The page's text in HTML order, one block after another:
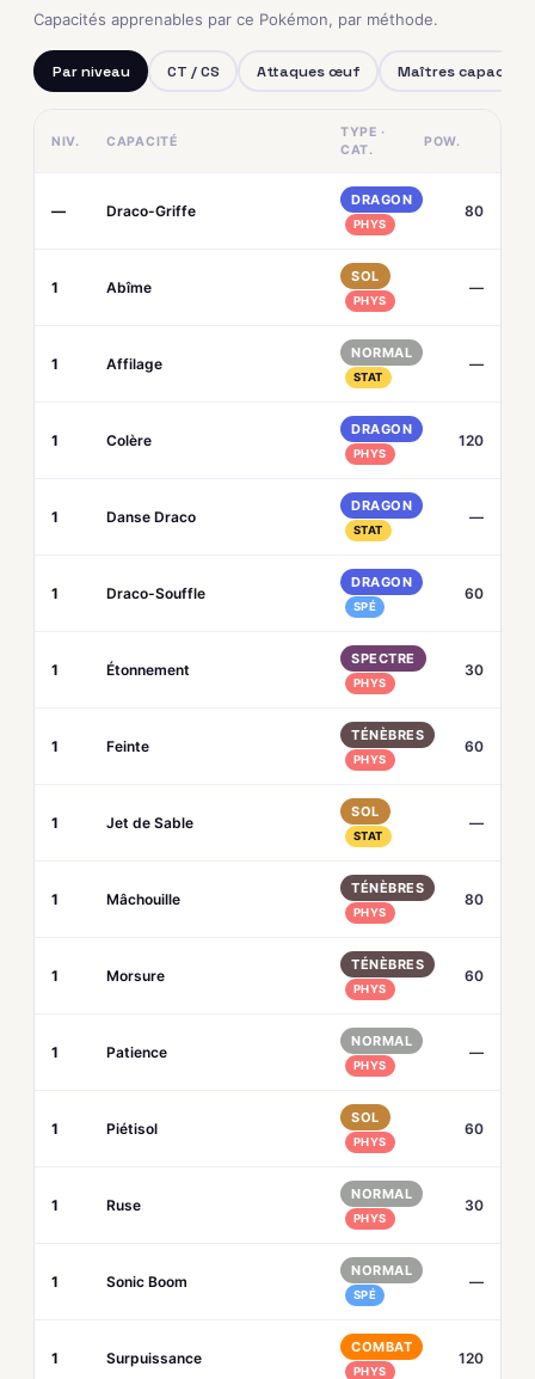
Capacités apprenables par ce Pokémon, par méthode.
Par niveau CT / CS Attaques œuf Maîtres capacités
NIV. CAPACITÉ
TYPE ·
CAT.
POW.
— Draco-Griffe
DRAGON
PHYS
80
1 Abîme
SOL
PHYS
—
1 Affilage
NORMAL
STAT
—
1 Colère
DRAGON
PHYS
120
1 Danse Draco
DRAGON
STAT
—
1 Draco-Souffle
DRAGON
SPÉ
60
1 Étonnement
SPECTRE
PHYS
30
1 Feinte
TÉNÈBRES
PHYS
60
1 Jet de Sable
SOL
STAT
—
1 Mâchouille
TÉNÈBRES
PHYS
80
1 Morsure
TÉNÈBRES
PHYS
60
1 Patience
NORMAL
PHYS
—
1 Piétisol
SOL
PHYS
60
1 Ruse
NORMAL
PHYS
30
1 Sonic Boom
NORMAL
SPÉ
—
1 Surpuissance
COMBAT
PHYS
120